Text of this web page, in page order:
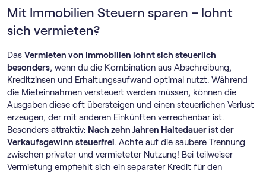
Mit Immobilien Steuern sparen – lohnt
sich vermieten?
Das Vermieten von Immobilien lohnt sich steuerlich
besonders, wenn du die Kombination aus Abschreibung,
Kreditzinsen und Erhaltungsaufwand optimal nutzt. Während
die Mieteinnahmen versteuert werden müssen, können die
Ausgaben diese oft übersteigen und einen steuerlichen Verlust
erzeugen, der mit anderen Einkünften verrechenbar ist.
Besonders attraktiv: Nach zehn Jahren Haltedauer ist der
Verkaufsgewinn steuerfrei. Achte auf die saubere Trennung
zwischen privater und vermieteter Nutzung! Bei teilweiser
Vermietung empfiehlt sich ein separater Kredit für den